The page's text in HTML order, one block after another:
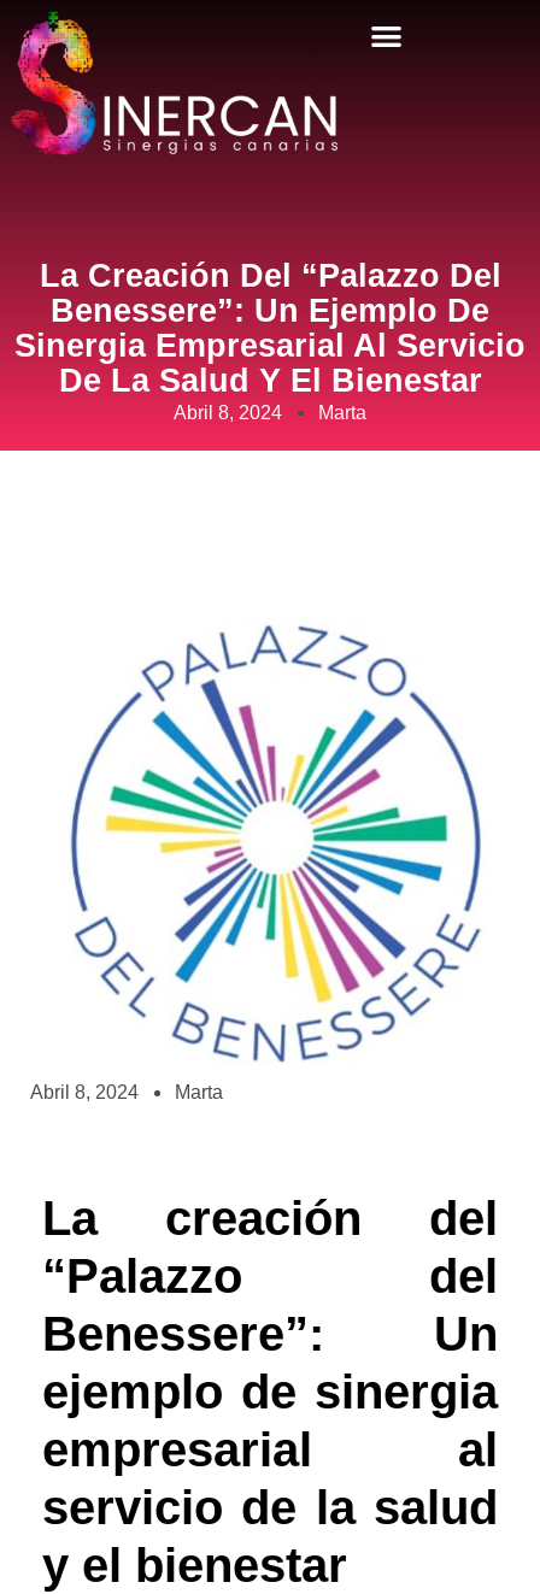
La Creación Del “Palazzo Del
Benessere”: Un Ejemplo De
Sinergia Empresarial Al Servicio
De La Salud Y El Bienestar
Abril 8, 2024 Marta
Abril 8, 2024 Marta
La creación del
“Palazzo del
Benessere”: Un
ejemplo de sinergia
empresarial al
servicio de la salud
y el bienestar